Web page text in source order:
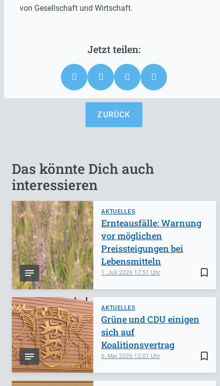
von Gesellschaft und Wirtschaft.
ZURÜCK
Das könnte Dich auch
interessieren
AKTUELLES
bookmark_border
1. Juli 2026 17:51
Ernteausfälle: Warnung
vor möglichen
Preissteigungen bei
Lebensmitteln
AKTUELLES
bookmark_border
6. Mai 2026 12:01
Grüne und CDU einigen
sich auf
Koalitionsvertrag